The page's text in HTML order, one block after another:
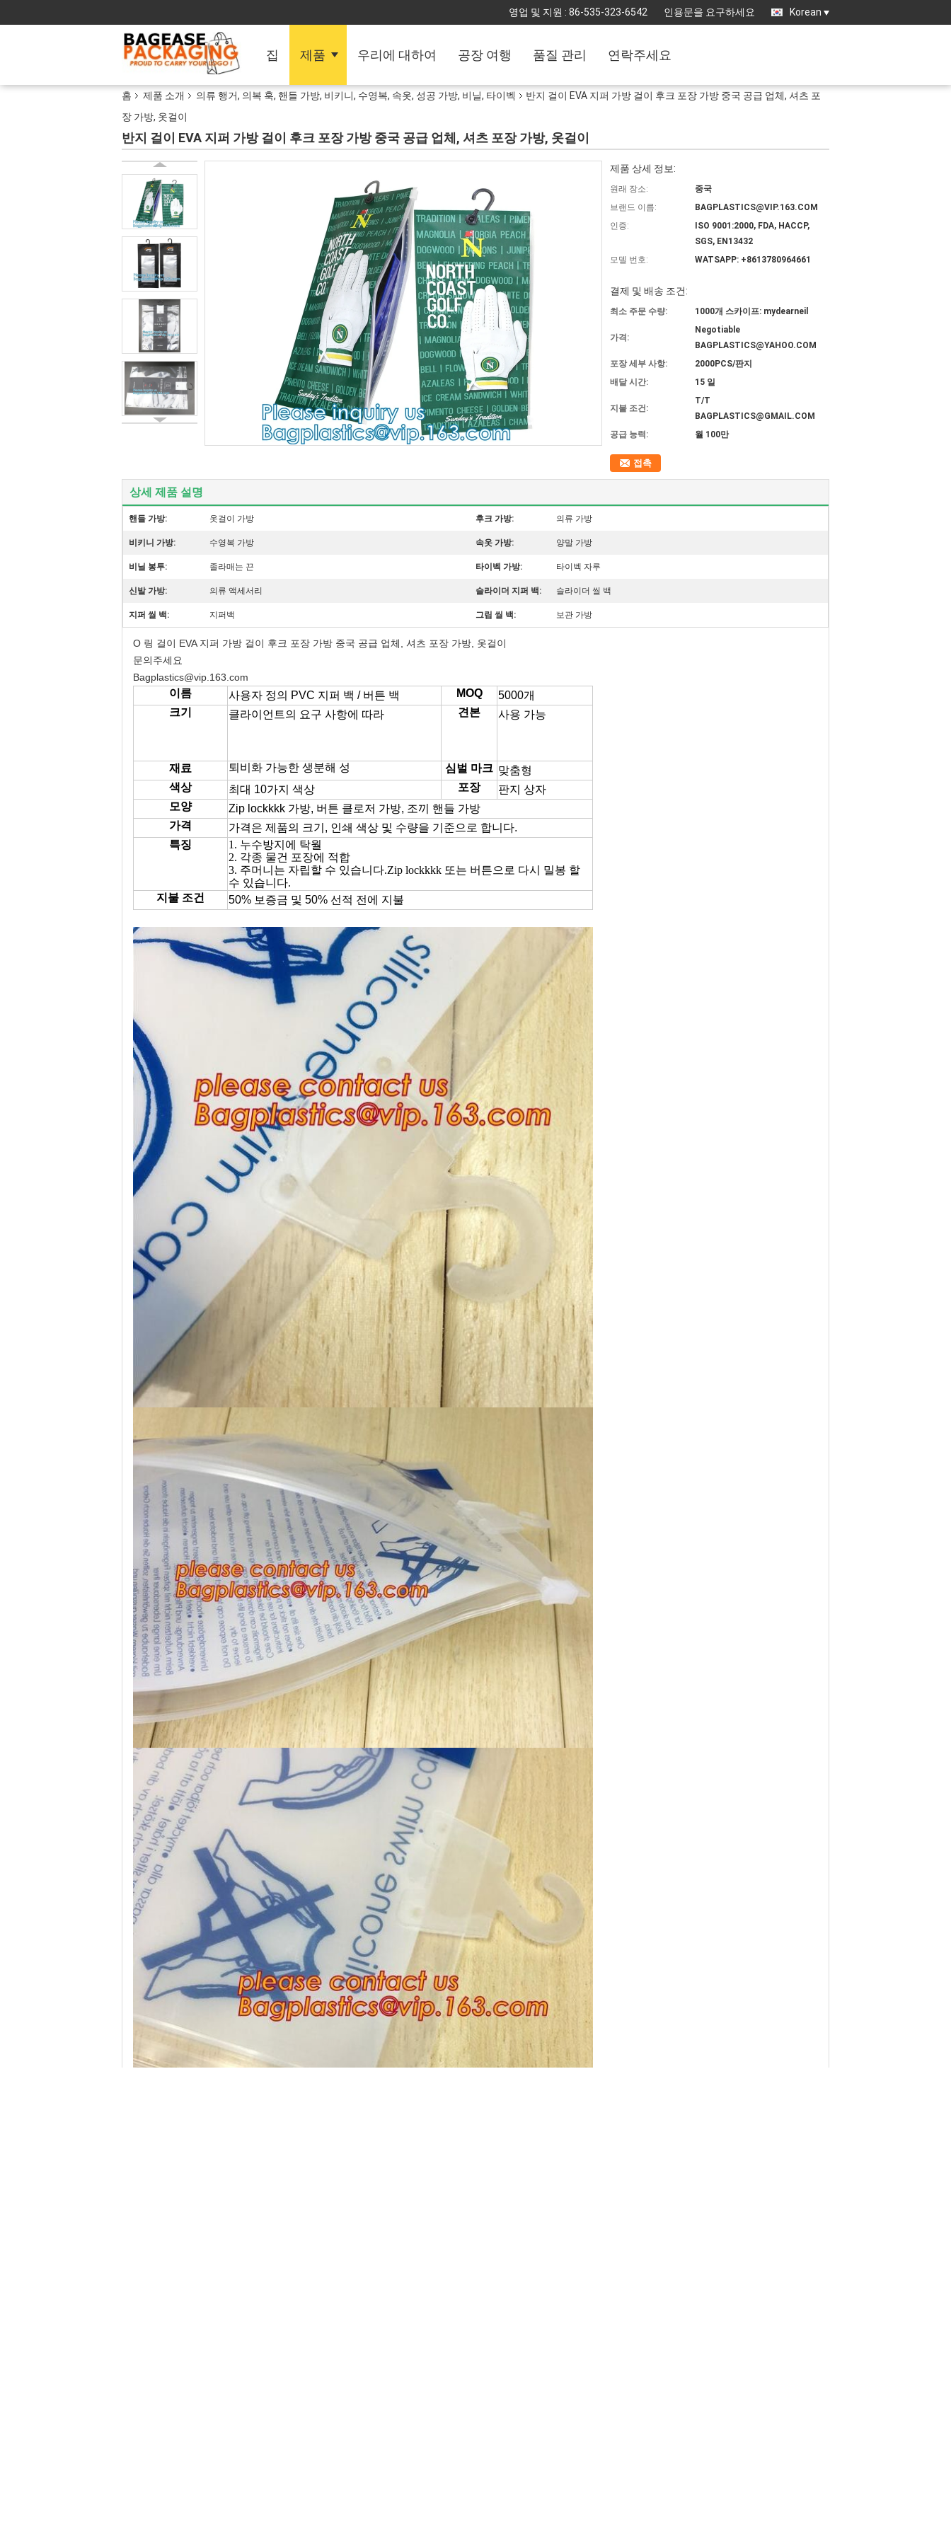
영업 및 지원 : 86-535-323-6542 인용문을 요구하세요 Korean
집 제품 우리에 대하여 공장 여행 품질 관리 연락주세요
홈 제품 소개 의류 행거, 의복 훅, 핸들 가방, 비키니, 수영복, 속옷, 성공 가방, 비닐, 타이벡
반지 걸이 EVA 지퍼 가방 걸이 후크 포장 가방 중국 공급 업체, 셔츠 포
장 가방, 옷걸이
반지 걸이 EVA 지퍼 가방 걸이 후크 포장 가방 중국 공급 업체, 셔츠 포장 가방, 옷걸이
제품 상세 정보:
원래 장소:
중국
브랜드 이름:
BAGPLASTICS@VIP.163.COM
인증:
ISO 9001:2000, FDA, HACCP,
SGS, EN13432
모델 번호:
WATSAPP: +8613780964661
결제 및 배송 조건:
최소 주문 수량: 1000개 스카이프: mydearneil
가격:
Negotiable
BAGPLASTICS@YAHOO.COM
포장 세부 사항:
2000PCS/판지
배달 시간:
15 일
지불 조건:
T/T
BAGPLASTICS@GMAIL.COM
공급 능력:
월 100만
접촉
상세 제품 설명
핸들 가방: 옷걸이 가방 후크 가방: 의류 가방
비키니 가방: 수영복 가방 속옷 가방: 양말 가방
비닐 봉투: 졸라매는 끈 타이벡 가방: 타이벡 자루
신발 가방: 의류 액세서리 슬라이더 지퍼 백: 슬라이더 씰 백
지퍼 씰 백: 지퍼백 그립 씰 백: 보관 가방
O 링 걸이 EVA 지퍼 가방 걸이 후크 포장 가방 중국 공급 업체, 셔츠 포장 가방, 옷걸이
문의주세요
Bagplastics@vip.163.com
이름 사용자 정의 PVC 지퍼 백 / 버튼 백 MOQ
5000개
크기
클라이언트의 요구 사항에 따라 견본 사용 가능
재료 퇴비화 가능한 생분해 성 심벌 마크 맞춤형
색상
최대 10가지 색상 포장
판지 상자
모양
Zip lockkkk 가방, 버튼 클로저 가방, 조끼 핸들 가방
가격
가격은 제품의 크기, 인쇄 색상 및 수량을 기준으로 합니다.
특징
1. 누수방지에 탁월
2. 각종 물건 포장에 적합
3. 주머니는 자립할 수 있습니다.Zip lockkkk 또는 버튼으로 다시 밀봉 할
수 있습니다.
지불 조건
50% 보증금 및 50% 선적 전에 지불